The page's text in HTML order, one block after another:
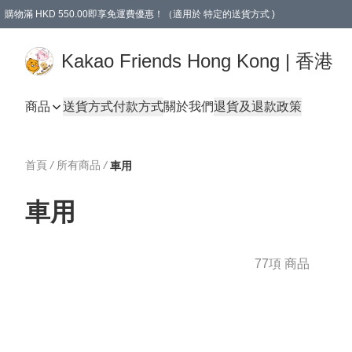
購物滿 HKD 550.00即享免運費優惠！（適用於 特定的送貨方式 )
Kakao Friends Hong Kong | 香港
商品 送貨方式付款方式關於我們退貨及退款政策
首頁 / 所有商品 / 車用
車用
77項 商品